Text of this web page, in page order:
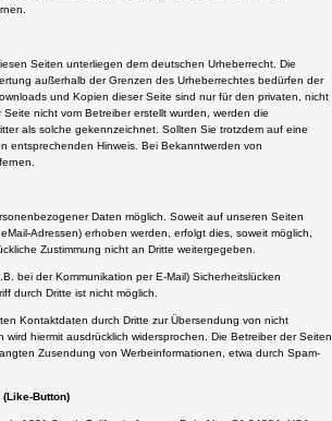
Seiten unterliegen dem deutschen Urheberrecht. Die
außerhalb der Grenzen des Urheberrechtes bedürfen der
und Kopien dieser Seite sind nur für den privaten, nicht
nicht vom Betreiber erstellt wurden, werden die
als solche gekennzeichnet. Sollten Sie trotzdem auf eine
entsprechenden Hinweis. Bei Bekanntwerden von
Daten möglich. Soweit auf unseren Seiten
Adressen) erhoben werden, erfolgt dies, soweit möglich,
Zustimmung nicht an Dritte weitergegeben.
bei der Kommunikation per E-Mail) Sicherheitslücken
durch Dritte ist nicht möglich.
Kontaktdaten durch Dritte zur Übersendung von nicht
hiermit ausdrücklich widersprochen. Die Betreiber der Seiten
Zusendung von Werbeinformationen, etwa durch Spam-
Button)